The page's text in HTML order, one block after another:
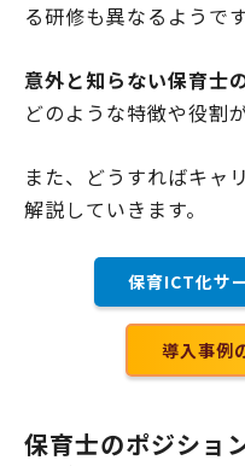
る研修も異なるようです
意外と知らない保育士
どのような特徴や役割
また、どうすればキャ
解説していきます。
保育ICT化サ
導入事例
保育士のポジショ